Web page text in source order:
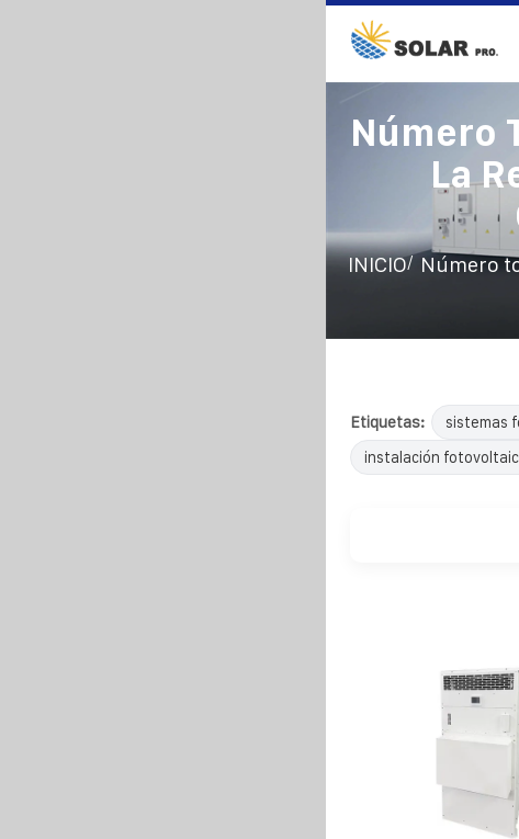
Número
La
INICIO/ Número
Etiquetas: sistemas
instalación